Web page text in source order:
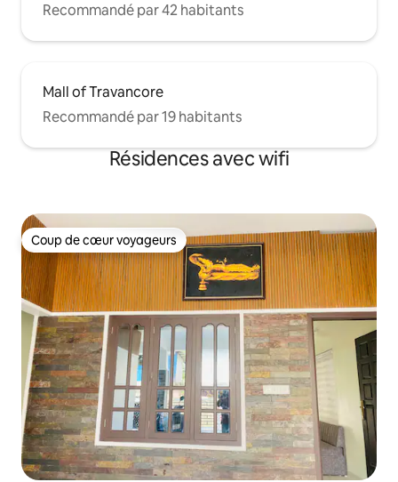
Recommandé par 42 habitants
Mall of Travancore
Recommandé par 19 habitants
Résidences avec wifi
Coup de cœur voyageurs
Coup de cœur voyageurs